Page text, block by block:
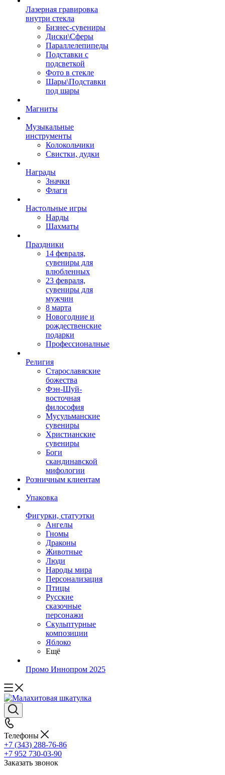
Лазерная гравировка
внутри стекла
Бизнес-сувениры
Диски\Сферы
Параллелепипеды
Подставки с
подсветкой
Фото в стекле
Шары\Подставки
под шары
Магниты
Музыкальные
инструменты
Колокольчики
Свистки, дудки
Награды
Значки
Флаги
Настольные игры
Нарды
Шахматы
Праздники
14 февраля,
сувениры для
влюбленных
23 февраля,
сувениры для
мужчин
8 марта
Новогодние и
рождественские
подарки
Профессионалные
Религия
Старославяские
божества
Фэн-Шуй-
восточная
философия
Мусульманские
сувениры
Христианские
сувениры
Боги
скандинавской
мифологии
Розничным клиентам
Упаковка
Фигурки, статуэтки
Ангелы
Гномы
Драконы
Животные
Люди
Народы мира
Персонализация
Птицы
Русские
сказочные
персонажи
Скульптурные
композиции
Яблоко
Ещё
Промо Иннопром 2025
Телефоны
+7 (343) 288-76-86
+7 952 730-03-90
Заказать звонок